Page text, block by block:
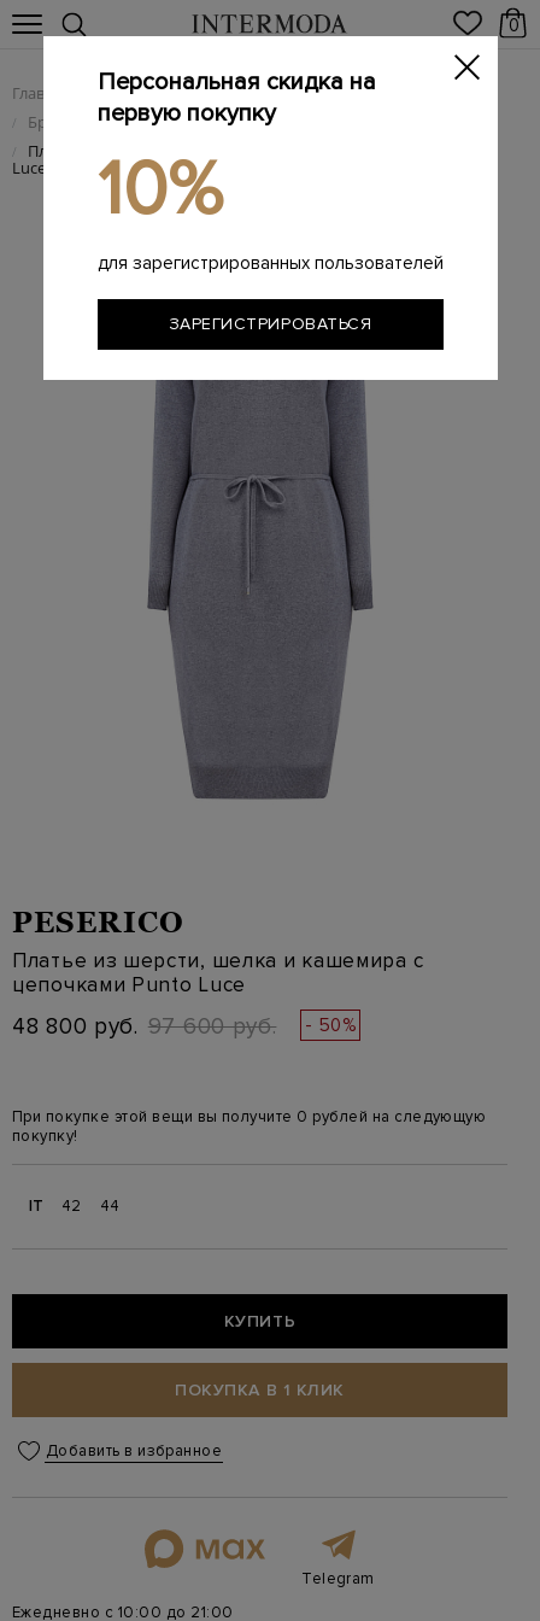
0
Главная Женщинам / Женская одежда
/ Брендовые женские платья
/ Платье из шерсти, шелка и кашемира с цепочками Punto
Luce
PESERICO
Платье из шерсти, шелка и кашемира с
цепочками Punto Luce
48 800 руб. 97 600 руб. - 50%
При покупке этой вещи вы получите 0 рублей на следующую
покупку!
IT 42 44
КУПИТЬ
ПОКУПКА В 1 КЛИК
Добавить в избранное
Telegram
Ежедневно с 10:00 до 21:00
Персональная скидка на
первую покупку
10%
для зарегистрированных пользователей
ЗАРЕГИСТРИРОВАТЬСЯ